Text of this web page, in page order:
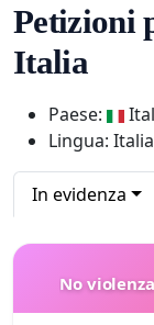
Petizioni
Italia
Paese:
Lingua:
In evidenza
No